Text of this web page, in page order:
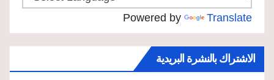
Powered by Translate
الاشتراك بالنشرة البريدية